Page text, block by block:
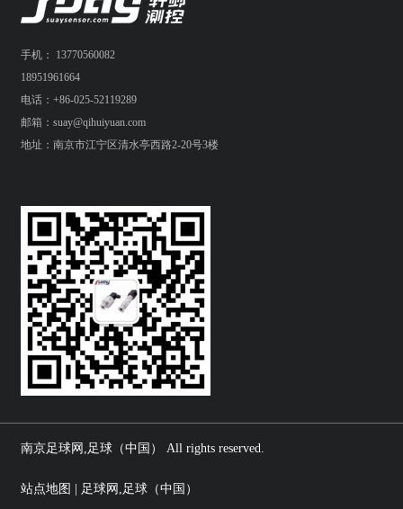
手机： 13770560082
18951961664
电话：+86-025-52119289
邮箱：suay@qihuiyuan.com
地址：南京市江宁区清水亭西路2-20号3楼
南京足球网,足球（中国） All rights reserved.
站点地图 | 足球网,足球（中国）